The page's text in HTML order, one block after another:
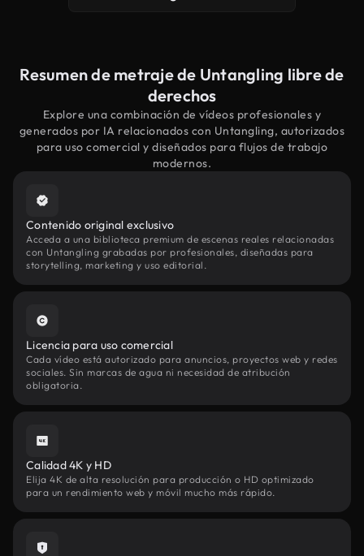
Resumen de metraje de Untangling libre de
derechos
Explore una combinación de vídeos profesionales y
generados por IA relacionados con Untangling, autorizados
para uso comercial y diseñados para flujos de trabajo
modernos.
Contenido original exclusivo
Acceda a una biblioteca premium de escenas reales relacionadas
con Untangling grabadas por profesionales, diseñadas para
storytelling, marketing y uso editorial.
Licencia para uso comercial
Cada vídeo está autorizado para anuncios, proyectos web y redes
sociales. Sin marcas de agua ni necesidad de atribución
obligatoria.
Calidad 4K y HD
Elija 4K de alta resolución para producción o HD optimizado
para un rendimiento web y móvil mucho más rápido.